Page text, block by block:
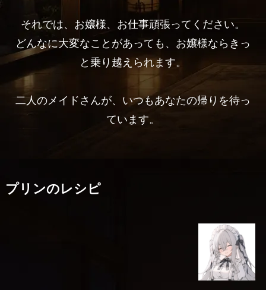
それでは、お嬢様、お仕事頑張ってください。
どんなに大変なことがあっても、お嬢様ならきっ
と乗り越えられます。
二人のメイドさんが、いつもあなたの帰りを待っ
ています。
プリンのレシピ
お嬢様
手作り